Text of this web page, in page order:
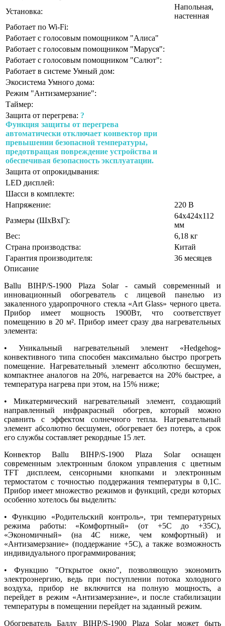
Установка:
Напольная,
настенная
Работает по Wi-Fi:
Работает с голосовым помощником "Алиса"
Работает с голосовым помощником "Маруся":
Работает с голосовым помощником "Салют":
Работает в системе Умный дом:
Экосистема Умного дома:
Режим "Антизамерзание":
Таймер:
Защита от перегрева: ?
Функция защиты от перегрева
автоматически отключает конвектор при
превышении безопасной температуры,
предотвращая повреждение устройства и
обеспечивая безопасность эксплуатации.
Защита от опрокидывания:
LED дисплей:
Шасси в комплекте:
Напряжение:
220 В
Размеры (ШхВхГ):
64х424х112
мм
Вес:
6,18 кг
Страна производства:
Китай
Гарантия производителя:
36 месяцев
Описание
Ballu BIHP/S-1900 Plaza Solar - самый современный и
инновационный обогреватель с лицевой панелью из
закаленного ударопрочного стекла «Art Glass» черного цвета.
Прибор имеет мощность 1900Вт, что соответствует
помещению в 20 м². Прибор имеет сразу два нагревательных
элемента:
• Уникальный нагревательный элемент «Hedgehog»
конвективного типа способен максимально быстро прогреть
помещение. Нагревательный элемент абсолютно бесшумен,
компактнее аналогов на 20%, нагревается на 20% быстрее, а
температура нагрева при этом, на 15% ниже;
• Микатермический нагревательный элемент, создающий
направленный инфракрасный обогрев, который можно
сравнить с эффектом солнечного тепла. Нагревательный
элемент абсолютно бесшумен, обогревает без потерь, а срок
его службы составляет рекордные 15 лет.
Конвектор Ballu BIHP/S-1900 Plaza Solar оснащен
современным электронным блоком управления с цветным
TFT дисплеем, сенсорными кнопками и электронным
термостатом с точностью поддержания температуры в 0,1С.
Прибор имеет множество режимов и функций, среди которых
особенно хотелось бы выделить:
• Функцию «Родительский контроль», три температурных
режима работы: «Комфортный» (от +5С до +35С),
«Экономичный» (на 4С ниже, чем комфортный) и
«Антизамерзание» (поддержание +5С), а также возможность
индивидуального программирования;
• Функцию "Открытое окно", позволяющую экономить
электроэнергию, ведь при поступлении потока холодного
воздуха, прибор не включится на полную мощность, а
перейдет в режим «Антизамерзание», и после стабилизации
температуры в помещении перейдет на заданный режим.
Обогреватель Баллу BIHP/S-1900 Plaza Solar может быть